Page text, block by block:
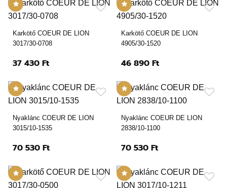
Karkötő COEUR DE LION
3017/30-0708
37 430 Ft
Karkötő COEUR DE LION
4905/30-1520
46 890 Ft
Nyaklánc COEUR DE LION
3015/10-1535
70 530 Ft
Nyaklánc COEUR DE LION
2838/10-1100
70 530 Ft